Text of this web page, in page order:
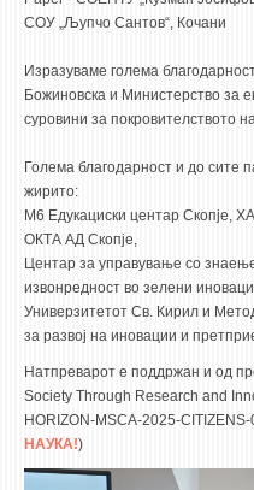
UNDERGRADUATE
PHD
INTERNATIONAL
BULLETIN BOARD
ANNOUNCEMENTS
STUDENT ISSUES
LIBRARY
DA VINCI MAGAZINE
CONTACT
NOTIFICATIONS
СОУ „Љупчо Сантов“, Кочани
Изразуваме голема
Божиновска и Министерство за
суровини за покровителството
Голема благодарност и до сите
жирито:
M6 Едукациски центар Скопје,
ОКТА АД Скопје,
Центар за управување со
извонредност во зелени
Универзитетот Св. Кирил и
за развој на иновации и
Натпреварот е поддржан и од
Society Through Research and
HORIZON-MSCA-2025-CITIZENS-
НАУКА!)